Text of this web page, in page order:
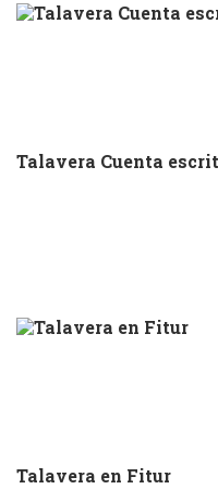
Talavera Cuenta
Talavera en Fitur